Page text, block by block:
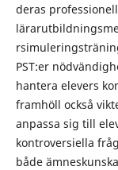
deras
PST:er
hantera elevers
framhöll också
anpassa sig till
kontroversiella
både